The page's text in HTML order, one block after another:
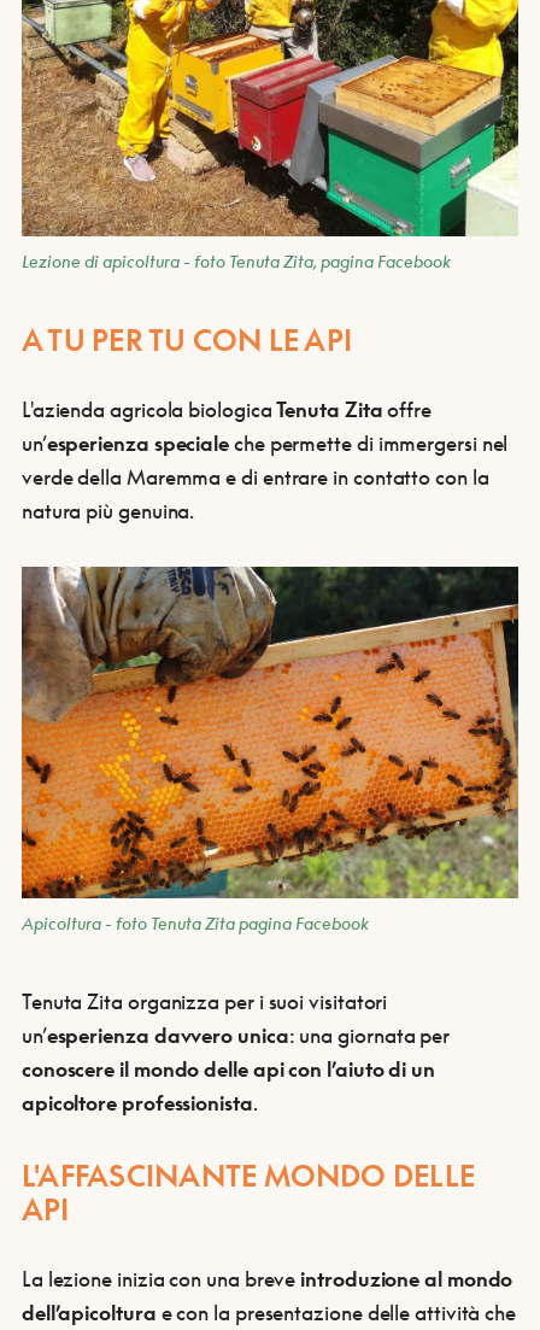
Lezione di apicoltura - foto Tenuta Zita, pagina Facebook
A TU PER TU CON LE API
L'azienda agricola biologicaTenuta Zitaoffre
un’esperienza specialeche permette di immergersi nel
verde della Maremma e di entrare in contatto con la
natura più genuina.
Apicoltura - foto Tenuta Zita pagina Facebook
Tenuta Zita organizza per i suoi visitatori
un’esperienza davvero unica: una giornata per
conoscere il mondo delle api con l’aiuto di un
apicoltore professionista.
L'AFFASCINANTE MONDO DELLE
API
La lezione inizia con una breve introduzione al mondo
dell’apicoltura e con la presentazione delle attività che